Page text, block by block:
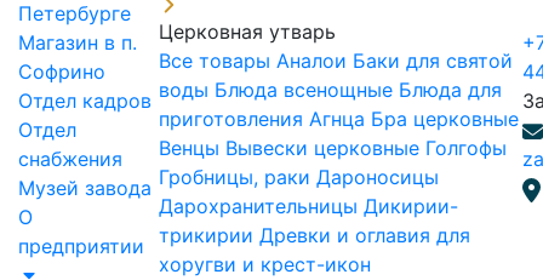
Петербурге
Магазин в п.
Софрино
Отдел кадров
Отдел
снабжения
Музей завода
О
предприятии
Церковная утварь
Все товары Аналои Баки для святой
воды Блюда всенощные Блюда для
приготовления Агнца Бра церковные
Венцы Вывески церковные Голгофы
Гробницы, раки Дароносицы
Дарохранительницы Дикирии-
трикирии Древки и оглавия для
хоругви и крест-икон